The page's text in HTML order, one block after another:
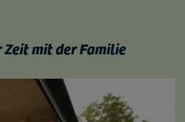
Zeit mit der Familie